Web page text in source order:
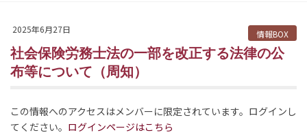
2025年6月27日 情報BOX
社会保険労務士法の一部を改正する法律の公
布等について（周知）
この情報へのアクセスはメンバーに限定されています。ログインし
てください。 ログインページはこちら